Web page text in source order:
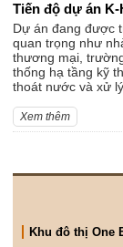
Tiến độ dự án K-
Dự án đang được
quan trọng như
thương mại,
thống hạ tầng kỹ
thoát nước và xử
Xem thêm
Khu đô thị One